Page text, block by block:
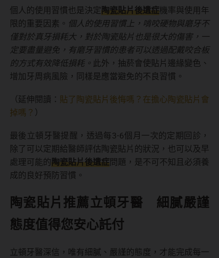
個人的使用習慣也是決定陶瓷貼片後遺症機率與使用年
限的重要因素。 個人的使用習慣上，啃咬硬物與磨牙不
僅對於真牙損耗大，對於陶瓷貼片也是很大的傷害，一
定要盡量避免，有磨牙習慣的患者可以透過配戴咬合板
的方式有效降低損耗。 此外，抽菸會使貼片邊緣變色、
增加牙周病風險，同樣是應當避免的不良習慣。
（延伸閱讀： 貼了陶瓷貼片後悔嗎？在擔心陶瓷貼片會
掉嗎？ ）
最後立頓牙醫提醒，透過每3-6個月一次的定期回診，
除了可以定期給醫師評估陶瓷貼片的狀況，也可以及早
處理可能的陶瓷貼片後遺症問題，是不可不知且必須養
成的良好預防習慣。
陶瓷貼片推薦立頓牙醫 細膩嚴謹
態度值得您安心託付
立頓牙醫深信，唯有細膩、嚴謹的態度，才能完成每一